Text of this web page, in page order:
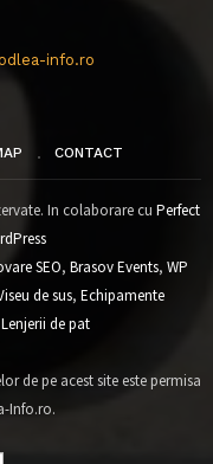
info.ro
CONTACT
In colaborare cu Perfect
SEO, Brasov Events, WP
de sus, Echipamente
Lenjerii de pat
de pe acest site este permisa
Info.ro.